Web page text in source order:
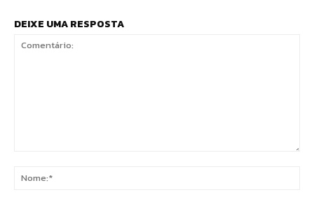
DEIXE UMA RESPOSTA